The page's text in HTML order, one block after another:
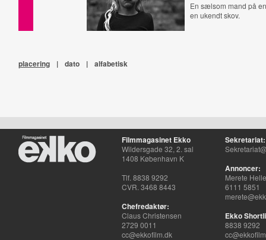
En sælsom mand på
en ukendt skov.
placering | dato | alfabetisk
Filmmagasinet Ekko
Wildersgade 32, 2. sal
1408 København K
Tlf. 8838 9292
CVR. 3468 8443
Chefredaktør:
Claus Christensen
2729 0011
cc@ekkofilm.dk
Sekretariat:
Annoncer:
Merete
6111 5851
Ekko
8838 9292